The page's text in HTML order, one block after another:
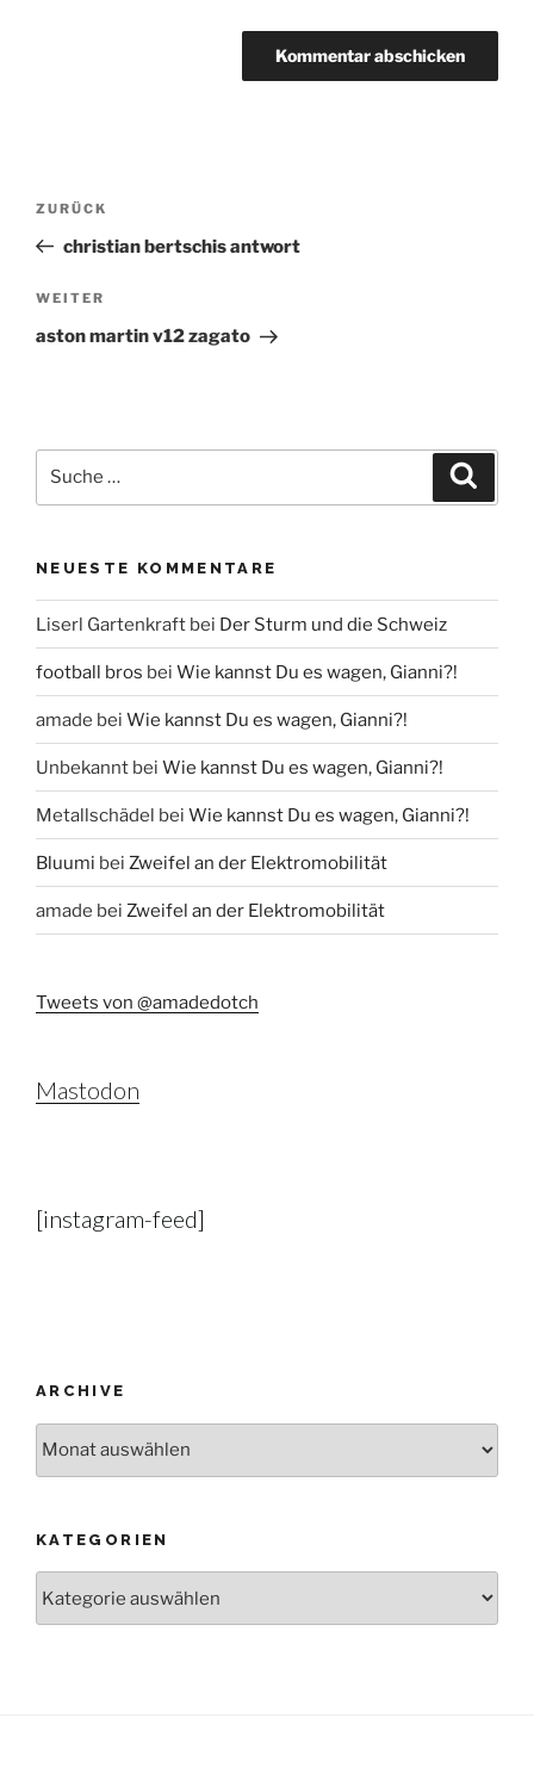
Beitrags-
Navigation
Vorheriger
Beitrag
ZURÜCK
christian bertschis antwort
Nächster
Beitrag
WEITER
aston martin v12 zagato
nach:
NEUESTE KOMMENTARE
Liserl Gartenkraft bei Der Sturm und die Schweiz
football bros bei Wie kannst Du es wagen, Gianni?!
amade bei Wie kannst Du es wagen, Gianni?!
Unbekannt bei Wie kannst Du es wagen, Gianni?!
Metallschädel bei Wie kannst Du es wagen, Gianni?!
Bluumi bei Zweifel an der Elektromobilität
amade bei Zweifel an der Elektromobilität
Tweets von @amadedotch
Mastodon
[instagram-feed]
ARCHIVE
KATEGORIEN